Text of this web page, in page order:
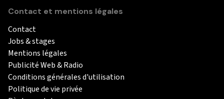
Contact et mentions légales
Contact
Jobs & stages
Mentions légales
Publicité Web & Radio
Conditions générales d'utilisation
Politique de vie privée